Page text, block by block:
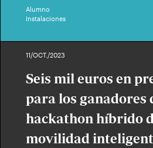
Alumno
Instalaciones
11/OCT./2023
Seis mil euros en
para los ganadores
hackathon híbrido
movilidad